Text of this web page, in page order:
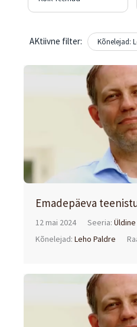
AKtiivne filter: Kõnelejad:
Emadepäeva
12 mai 2024 Seeria:Üldine
Kõnelejad:Leho Paldre